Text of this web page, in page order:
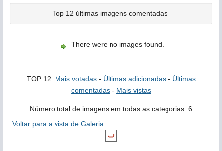
Top 12 últimas imagens comentadas
There were no images found.
TOP 12: Mais votadas- Últimas adicionadas- Últimas
comentadas- Mais vistas
Número total de imagens em todas as categorias: 6
Voltar para a vista de Galeria